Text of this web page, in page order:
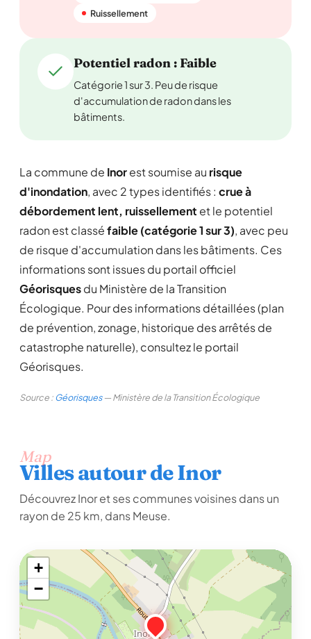
Ruissellement
Potentiel radon : Faible
Catégorie 1 sur 3. Peu de risque
d'accumulation de radon dans les
bâtiments.
La commune de Inorest soumise au risque
d'inondation, avec 2 types identifiés : crue à
débordement lent, ruissellement et le potentiel
radon est classéfaible (catégorie 1 sur 3), avec peu
de risque d'accumulation dans les bâtiments. Ces
informations sont issues du portail officiel
Géorisquesdu Ministère de la Transition
Écologique. Pour des informations détaillées (plan
de prévention, zonage, historique des arrêtés de
catastrophe naturelle), consultez le portail
Géorisques.
Source :Géorisques— Ministère de la Transition Écologique
Map
Villes autour de Inor
Découvrez Inor et ses communes voisines dans un
rayon de 25 km, dans Meuse.
+
−